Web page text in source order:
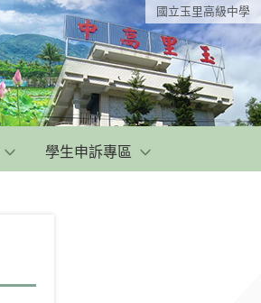
國立玉里高級中學
學生申訴專區